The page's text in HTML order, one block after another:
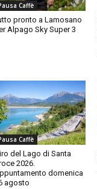
Caffè
pronto a Lamosano
Alpago Sky Super 3
Caffè
del Lago di Santa
2026.
domenica
agosto